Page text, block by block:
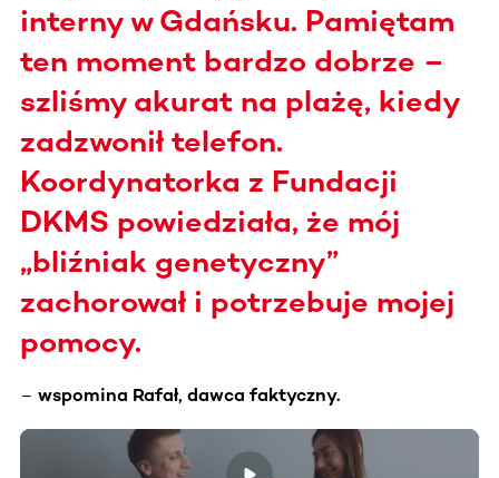
interny w Gdańsku. Pamiętam
ten moment bardzo dobrze –
szliśmy akurat na plażę, kiedy
zadzwonił telefon.
Koordynatorka z Fundacji
DKMS powiedziała, że mój
„bliźniak genetyczny”
zachorował i potrzebuje mojej
pomocy.
– wspomina Rafał, dawca faktyczny.